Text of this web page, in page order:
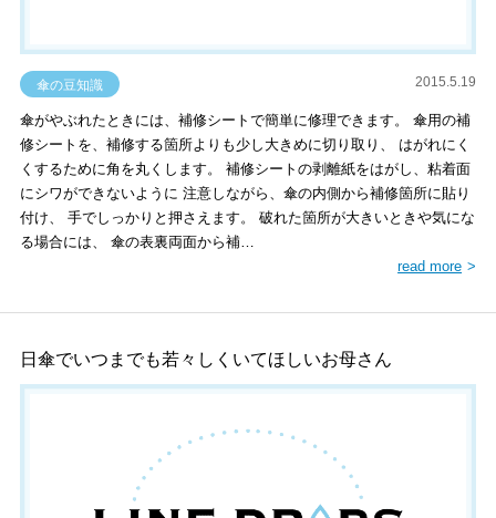
傘の豆知識 2015.5.19
傘がやぶれたときには、補修シートで簡単に修理できます。 傘用の補
修シートを、補修する箇所よりも少し大きめに切り取り、 はがれにく
くするために角を丸くします。 補修シートの剥離紙をはがし、粘着面
にシワができないように 注意しながら、傘の内側から補修箇所に貼り
付け、 手でしっかりと押さえます。 破れた箇所が大きいときや気にな
る場合には、 傘の表裏両面から補…
read more
日傘でいつまでも若々しくいてほしいお母さん